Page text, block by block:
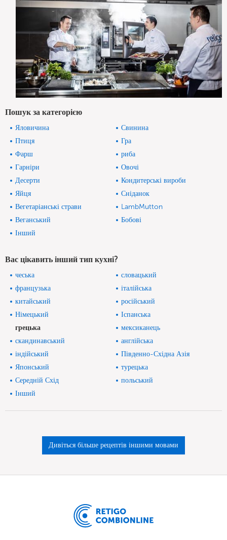
Пошук за категорією
Яловичина
Свинина
Птиця
Гра
Фарш
риба
Гарніри
Овочі
Десерти
Кондитерські вироби
Яйця
Сніданок
Вегетаріанські страви
LambMutton
Веганський
Бобові
Інший
Вас цікавить інший тип кухні?
чеська
словацький
французька
італійська
китайський
російський
Німецький
Іспанська
грецька
мексиканець
скандинавський
англійська
індійський
Південно-Східна Азія
Японський
турецька
Середній Схід
польський
Інший
Дивіться більше рецептів іншими мовами